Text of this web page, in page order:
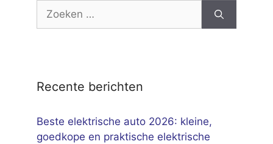
Zoek
Recente berichten
Beste elektrische auto 2026: kleine,
goedkope en praktische elektrische